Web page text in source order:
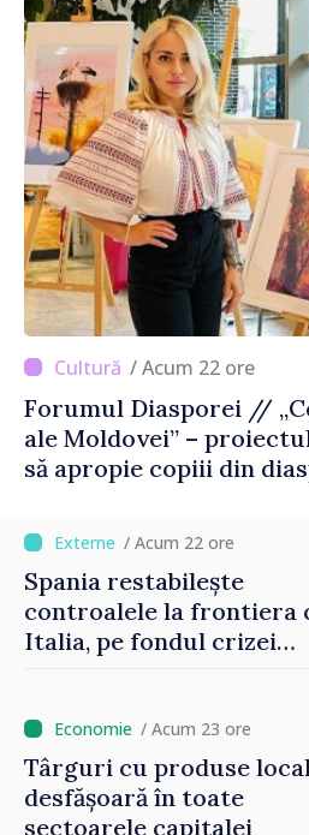
/ Acum 22 ore
Forumul Diasporei //
ale Moldovei” –
să apropie copiii din
/ Acum 22 ore
Spania restabilește
controalele la frontiera
Italia, pe fondul crizei
/ Acum 23 ore
Târguri cu produse
desfășoară în toate
sectoarele capitalei